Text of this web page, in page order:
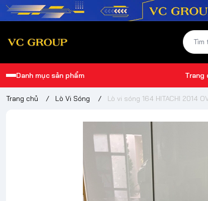
Danh mục sản phẩm Trang
Trang chủ / Lò Vi Sóng / Lò vi sóng 164 HITACHI 2014